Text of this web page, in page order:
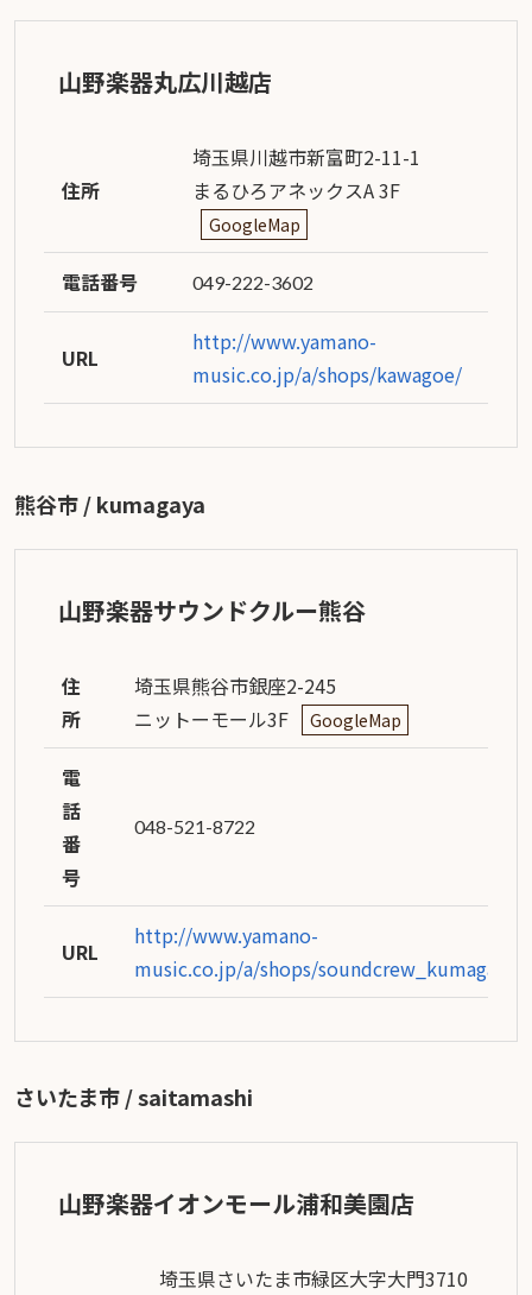
山野楽器丸広川越店
住所
埼玉県川越市新富町2-11-1
まるひろアネックスA 3F
GoogleMap
電話番号 049-222-3602
URL
http://www.yamano-
music.co.jp/a/shops/kawagoe/
熊谷市 / kumagaya
山野楽器サウンドクルー熊谷
住
所
埼玉県熊谷市銀座2-245
ニットーモール3F
GoogleMap
電
話
番
号
048-521-8722
URL
http://www.yamano-
music.co.jp/a/shops/soundcrew_kumagaya/
さいたま市 / saitamashi
山野楽器イオンモール浦和美園店
埼玉県さいたま市緑区大字大門3710